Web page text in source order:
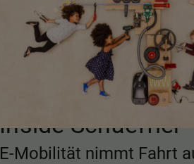
Inside Schaeffler
E-Mobilität nimmt Fahrt